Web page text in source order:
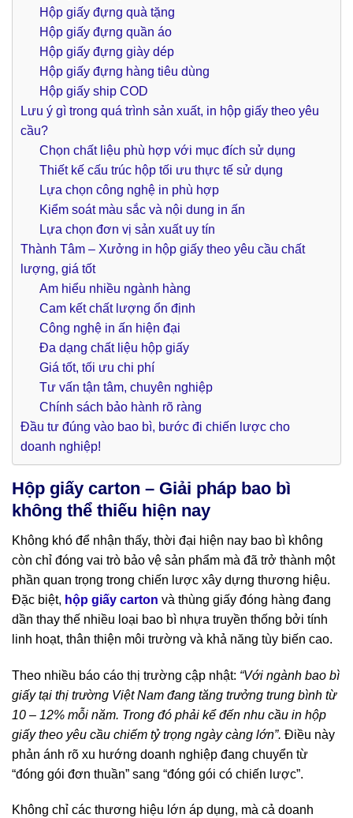
Hộp giấy đựng quà tặng
Hộp giấy đựng quần áo
Hộp giấy đựng giày dép
Hộp giấy đựng hàng tiêu dùng
Hộp giấy ship COD
Lưu ý gì trong quá trình sản xuất, in hộp giấy theo yêu
cầu?
Chọn chất liệu phù hợp với mục đích sử dụng
Thiết kế cấu trúc hộp tối ưu thực tế sử dụng
Lựa chọn công nghệ in phù hợp
Kiểm soát màu sắc và nội dung in ấn
Lựa chọn đơn vị sản xuất uy tín
Thành Tâm – Xưởng in hộp giấy theo yêu cầu chất
lượng, giá tốt
Am hiểu nhiều ngành hàng
Cam kết chất lượng ổn định
Công nghệ in ấn hiện đại
Đa dạng chất liệu hộp giấy
Giá tốt, tối ưu chi phí
Tư vấn tận tâm, chuyên nghiệp
Chính sách bảo hành rõ ràng
Đầu tư đúng vào bao bì, bước đi chiến lược cho
doanh nghiệp!
Hộp giấy carton – Giải pháp bao bì
không thể thiếu hiện nay
Không khó để nhận thấy, thời đại hiện nay bao bì không
còn chỉ đóng vai trò bảo vệ sản phẩm mà đã trở thành một
phần quan trọng trong chiến lược xây dựng thương hiệu.
Đặc biệt, hộp giấy carton và thùng giấy đóng hàng đang
dần thay thế nhiều loại bao bì nhựa truyền thống bởi tính
linh hoạt, thân thiện môi trường và khả năng tùy biến cao.
Theo nhiều báo cáo thị trường cập nhật: “Với ngành bao bì
giấy tại thị trường Việt Nam đang tăng trưởng trung bình từ
10 – 12% mỗi năm. Trong đó phải kể đến nhu cầu in hộp
giấy theo yêu cầu chiếm tỷ trọng ngày càng lớn”. Điều này
phản ánh rõ xu hướng doanh nghiệp đang chuyển từ
“đóng gói đơn thuần” sang “đóng gói có chiến lược”.
Không chỉ các thương hiệu lớn áp dụng, mà cả doanh